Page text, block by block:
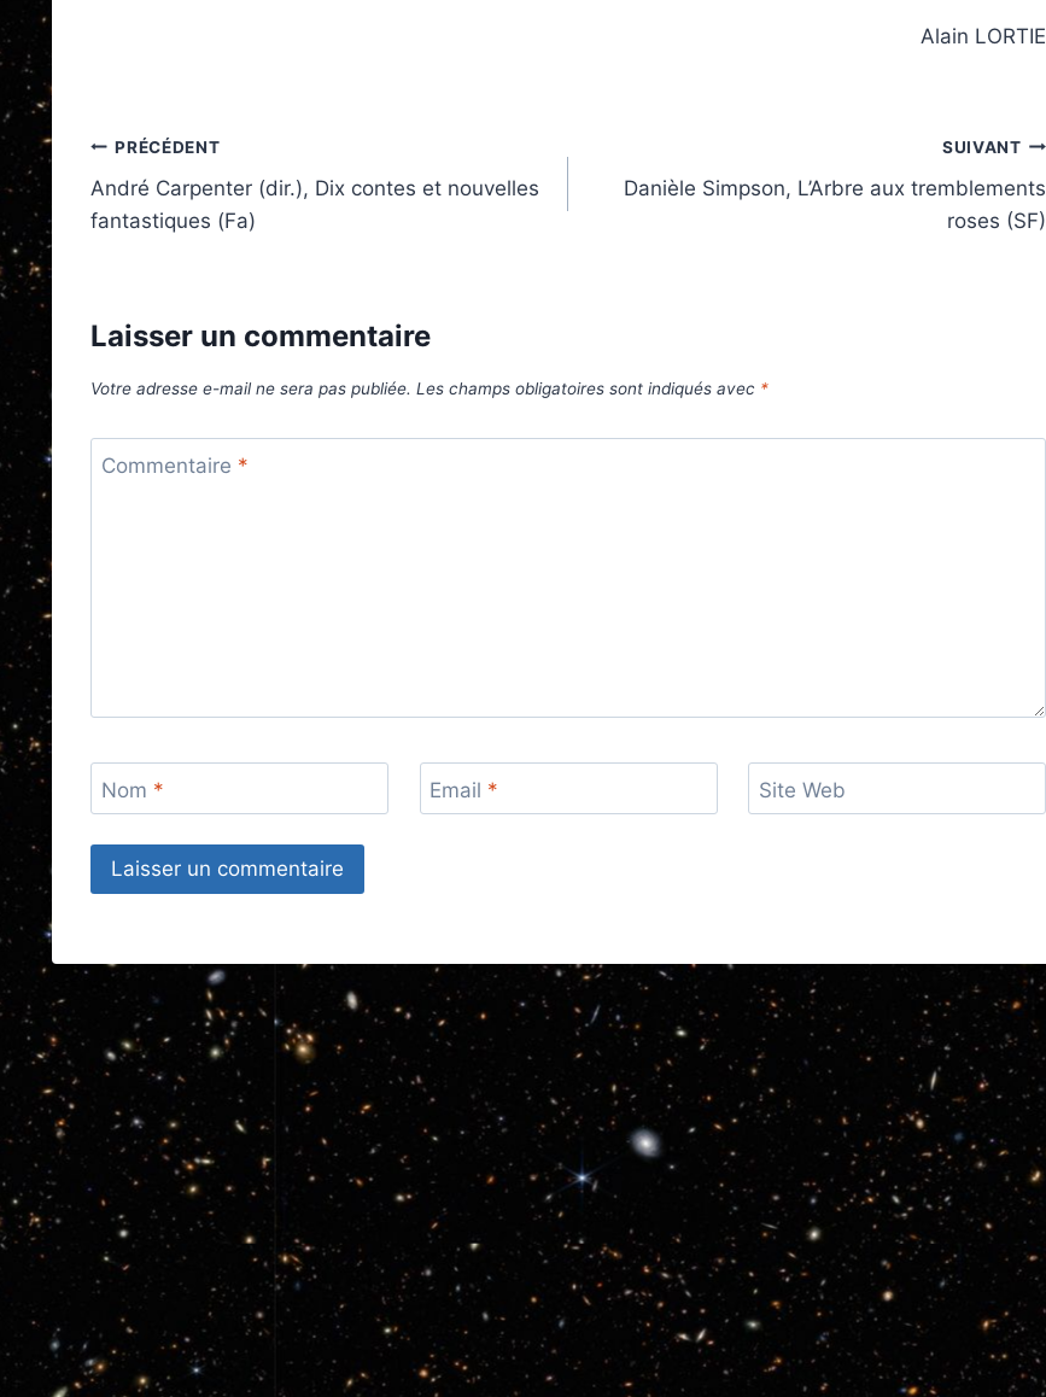
Alain LORTIE
Navigation
de
PRÉCÉDENT
André Carpenter (dir.), Dix contes et nouvelles
fantastiques (Fa)
SUIVANT
Danièle Simpson, L’Arbre aux tremblements
roses (SF)
Laisser un commentaire
Votre adresse e-mail ne sera pas publiée. Les champs obligatoires sont indiqués avec *
Commentaire *
Nom * Email * Site Web